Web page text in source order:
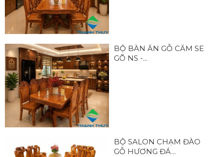
BỘ BÀN ĂN GỖ CĂM SE
GÕ NS -...
BỘ SALON CHẠM ĐÀO
GỖ HƯƠNG ĐÁ...